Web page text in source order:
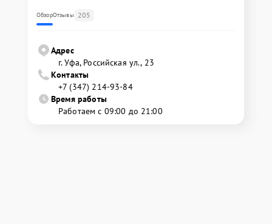
ОбзорОтзывы 205
Адрес
г. Уфа, Российская ул., 23
Контакты
+7 (347) 214-93-84
Время работы
Работаем с 09:00 до 21:00